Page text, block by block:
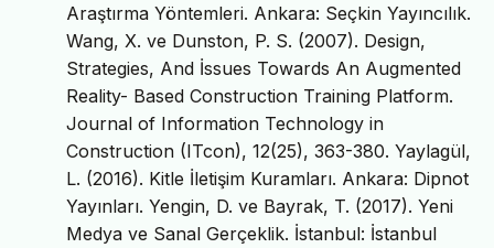
Araştırma Yöntemleri. Ankara: Seçkin Yayıncılık.
Wang, X. ve Dunston, P. S. (2007). Design,
Strategies, And İssues Towards An Augmented
Reality- Based Construction Training Platform.
Journal of Information Technology in
Construction (ITcon), 12(25), 363-380. Yaylagül,
L. (2016). Kitle İletişim Kuramları. Ankara: Dipnot
Yayınları. Yengin, D. ve Bayrak, T. (2017). Yeni
Medya ve Sanal Gerçeklik. İstanbul: İstanbul